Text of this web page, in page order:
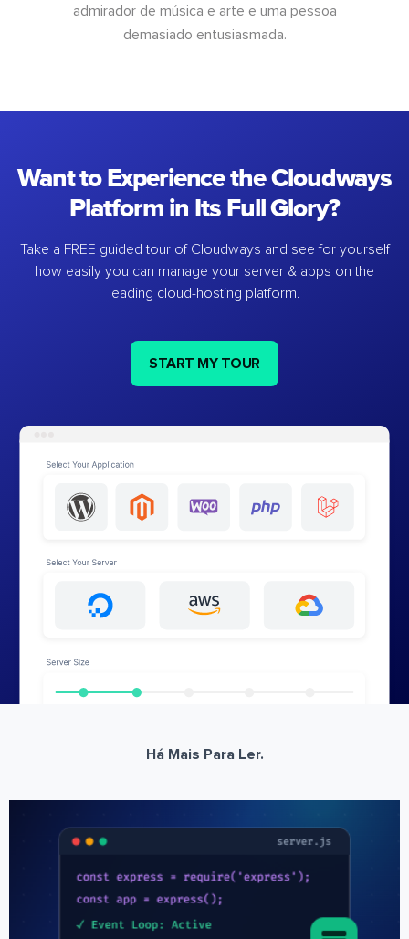
admirador de música e arte e uma pessoa
demasiado entusiasmada.
Want to Experience the Cloudways
Platform in Its Full Glory?
Take a FREE guided tour of Cloudways and see for yourself
how easily you can manage your server & apps on the
leading cloud-hosting platform.
START MY TOUR
Há Mais Para Ler.